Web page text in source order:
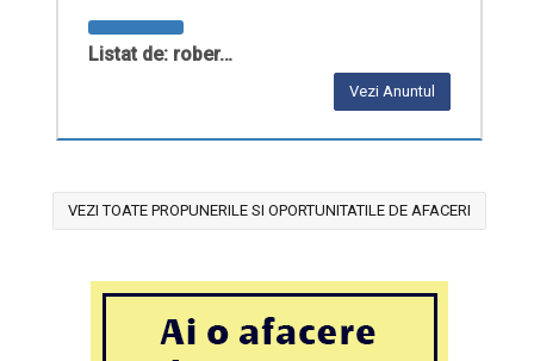
Listat de: rober…
Vezi Anuntul
VEZI TOATE PROPUNERILE SI OPORTUNITATILE DE AFACERI